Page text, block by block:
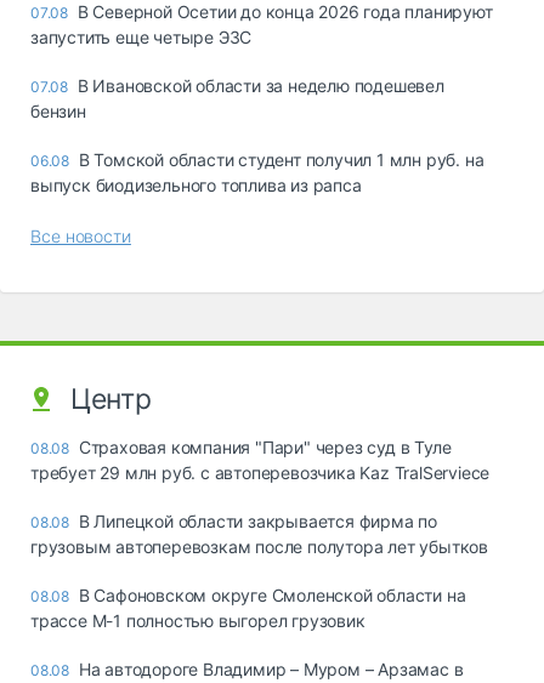
07.08 В Северной Осетии до конца 2026 года планируют
запустить еще четыре ЭЗС
07.08 В Ивановской области за неделю подешевел
бензин
06.08 В Томской области студент получил 1 млн руб. на
выпуск биодизельного топлива из рапса
Все новости
Центр
08.08 Страховая компания "Пари" через суд в Туле
требует 29 млн руб. с автоперевозчика Kaz TralServiece
08.08 В Липецкой области закрывается фирма по
грузовым автоперевозкам после полутора лет убытков
08.08 В Сафоновском округе Смоленской области на
трассе М-1 полностью выгорел грузовик
08.08 На автодороге Владимир – Муром – Арзамас в